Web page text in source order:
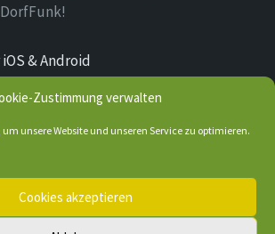
Zustimmung verwalten
unsere Website und unseren Service zu optimieren.
Cookies akzeptieren
& Android